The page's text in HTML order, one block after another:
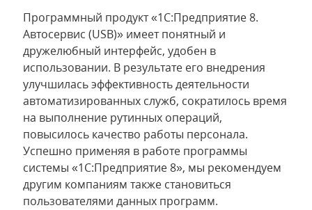
Программный продукт «1С:Предприятие 8.
Автосервис (USB)» имеет понятный и
дружелюбный интерфейс, удобен в
использовании. В результате его внедрения
улучшилась эффективность деятельности
автоматизированных служб, сократилось время
на выполнение рутинных операций,
повысилось качество работы персонала.
Успешно применяя в работе программы
системы «1С:Предприятие 8», мы рекомендуем
другим компаниям также становиться
пользователями данных программ.